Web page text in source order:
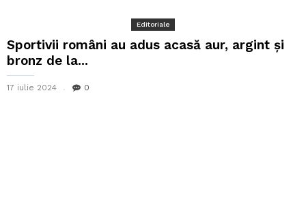
Editoriale
Sportivii români au adus acasă aur, argint și
bronz de la...
17 iulie 2024 0